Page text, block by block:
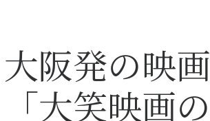
大阪発の映
「大笑映画